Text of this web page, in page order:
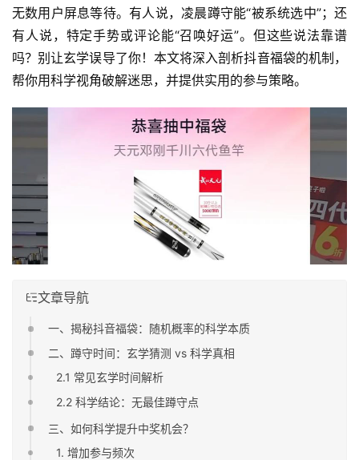
无数用户屏息等待。有人说，凌晨蹲守能“被系统选中”；还
有人说，特定手势或评论能“召唤好运”。但这些说法靠谱
吗？别让玄学误导了你！本文将深入剖析抖音福袋的机制，
帮你用科学视角破解迷思，并提供实用的参与策略。
文章导航
一、揭秘抖音福袋：随机概率的科学本质
二、蹲守时间：玄学猜测 vs 科学真相
2.1 常见玄学时间解析
2.2 科学结论：无最佳蹲守点
三、如何科学提升中奖机会？
1. 增加参与频次